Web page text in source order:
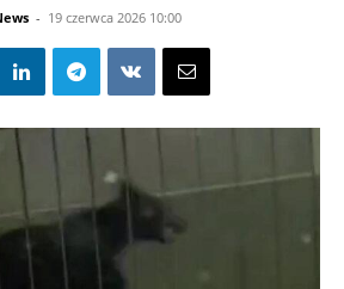
- 19 czerwca 2026 10:00